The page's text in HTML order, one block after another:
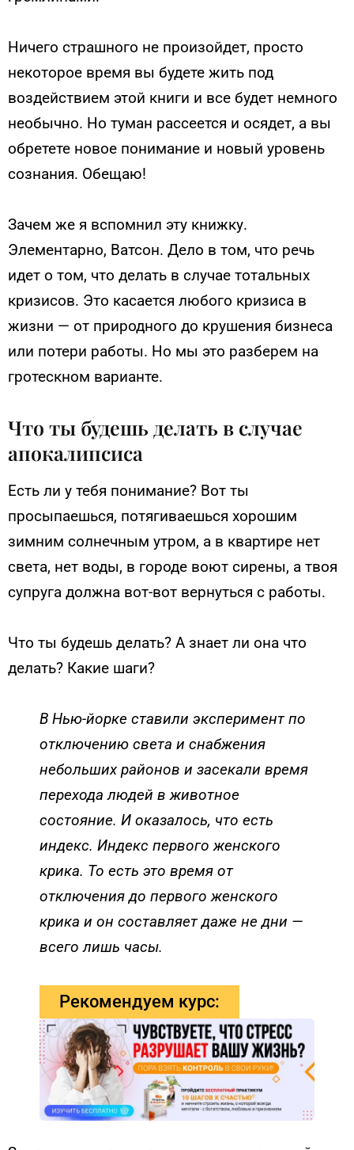
Ничего страшного не произойдет, просто
некоторое время вы будете жить под
воздействием этой книги и все будет немного
необычно. Но туман рассеется и осядет, а вы
обретете новое понимание и новый уровень
сознания. Обещаю!
Зачем же я вспомнил эту книжку.
Элементарно, Ватсон. Дело в том, что речь
идет о том, что делать в случае тотальных
кризисов. Это касается любого кризиса в
жизни — от природного до крушения бизнеса
или потери работы. Но мы это разберем на
гротескном варианте.
Что ты будешь делать в случае
апокалипсиса
Есть ли у тебя понимание? Вот ты
просыпаешься, потягиваешься хорошим
зимним солнечным утром, а в квартире нет
света, нет воды, в городе воют сирены, а твоя
супруга должна вот-вот вернуться с работы.
Что ты будешь делать? А знает ли она что
делать? Какие шаги?
В Нью-йорке ставили эксперимент по
отключению света и снабжения
небольших районов и засекали время
перехода людей в животное
состояние. И оказалось, что есть
индекс. Индекс первого женского
крика. То есть это время от
отключения до первого женского
крика и он составляет даже не дни —
всего лишь часы.
Рекомендуем курс: